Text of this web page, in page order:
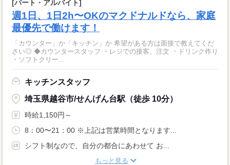
[パート・アルバイト]
週1日、1日2h〜OKのマクドナルドなら、家庭
最優先で働けます！
「カウンター」か「キッチン」か 希望がある方は面接で教えてくだ
さい◎ ◆カウンタースタッフ ・レジでの接客、注文 ・ドリンク作り
・ソフトクリー...
キッチンスタッフ
埼玉県越谷市/せんげん台駅（徒歩 10分）
時給1,150円～
8：00〜21：00 ※上記は営業時間となります...
シフト制なので、自分の都合にあわせて お...
もっと見る